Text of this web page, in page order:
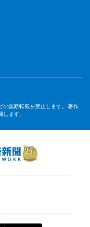
の無断転載を禁止します。 著作
ます。